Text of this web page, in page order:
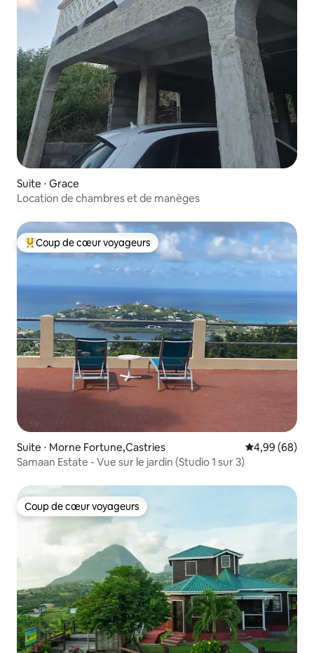
Suite ⋅ Grace
Location de chambres et de manèges
Coups de cœur voyageurs les plus appréciés
Coup de cœur voyageurs
Suite ⋅ Morne Fortune,Castries Évaluation
4,99 (68)
Samaan Estate - Vue sur le jardin (Studio 1 sur 3)
Coup de cœur voyageurs
Coup de cœur voyageurs